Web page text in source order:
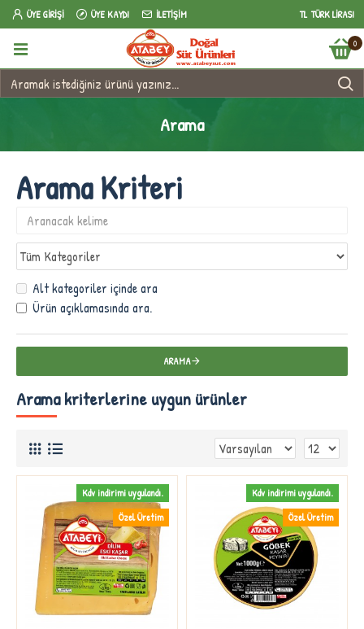
ÜYE GIRIŞI ÜYE KAYDI İLETIŞIM TL TÜRK LIRASI
0
Arama
Arama Kriteri
Alt kategoriler içinde ara
Ürün açıklamasında ara.
ARAMA
Arama kriterlerine uygun ürünler
Özel Üretim
Kdv indirimi uygulandı.
Özel Üretim
Kdv indirimi uygulandı.